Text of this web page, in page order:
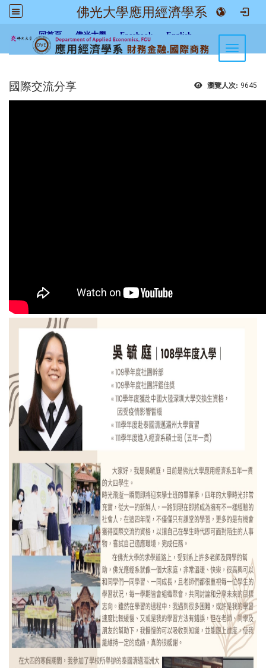
佛光大學應用經濟學系
回首頁 佛光大學 Facebook English
Toggle
瀏覽人次: 9645
國際交流分享